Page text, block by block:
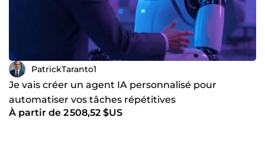
PatrickTaranto1
Je vais créer un agent IA personnalisé pour
automatiser vos tâches répétitives
À partir de 2 508,52 $US